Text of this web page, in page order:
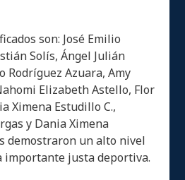
son: José Emilio
Solís, Ángel Julián
Rodríguez Azuara, Amy
Elizabeth Astello, Flor
Ximena Estudillo C.,
y Dania Ximena
demostraron un alto nivel
importante justa deportiva.